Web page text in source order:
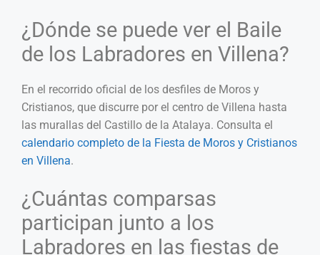
¿Dónde se puede ver el Baile
de los Labradores en Villena?
En el recorrido oficial de los desfiles de Moros y
Cristianos, que discurre por el centro de Villena hasta
las murallas del Castillo de la Atalaya. Consulta el
calendario completo de la Fiesta de Moros y Cristianos
en Villena.
¿Cuántas comparsas
participan junto a los
Labradores en las fiestas de